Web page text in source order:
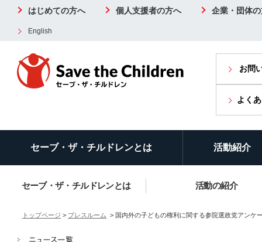
はじめての方へ 個人支援者の方へ 企業・団体
English
お問
よく
セーブ・ザ・チルドレンとは 活動紹介
セーブ・ザ・チルドレンとは 活動の紹介
トップページ > プレスルーム > 国内外の子どもの権利に関する参院選政党アンケ